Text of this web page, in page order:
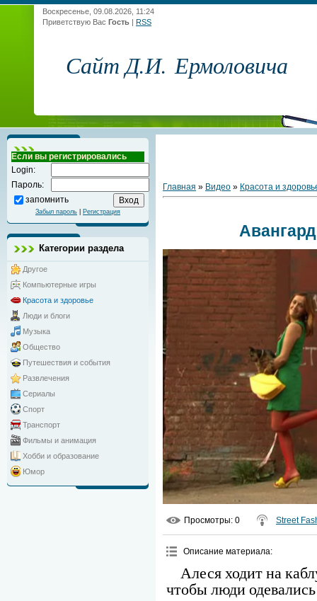
Воскресенье, 09.08.2026, 11:24
Приветствую Вас Гость | RSS
Сайт Д.И. Ермоловича
Если вы регистрировались
Login:
Пароль:
запомнить
Забыл пароль Регистрация
Категории раздела
Другое
Компьютерные игры
Красота и здоровье
Люди и блоги
Музыка
Общество
Путешествия и события
Развлечения
Сериалы
Спорт
Транспорт
Фильмы и анимация
Хобби и образование
Юмор
Главная » Видео » Красота и
Просмотры: 0 Street
Описание материала:
Алеся ходит на
чтобы люди